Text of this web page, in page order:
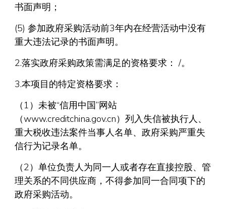
书面声明；
(5) 参加政府采购活动前3年内在经营活动中没有
重大违法记录的书面声明。
2.落实政府采购政策需满足的资格要求： /。
3.本项目的特定资格要求：
（1）未被“信用中国”网站
（www.creditchina.gov.cn）列入失信被执行人、
重大税收违法案件当事人名单、政府采购严重失
信行为记录名单。
（2）单位负责人为同一人或者存在直接控股、管
理关系的不同供应商，不得参加同一合同项下的
政府采购活动。